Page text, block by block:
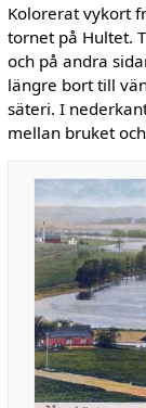
Kolorerat vykort
tornet på Hultet.
och på andra
längre bort till
säteri. I
mellan bruket